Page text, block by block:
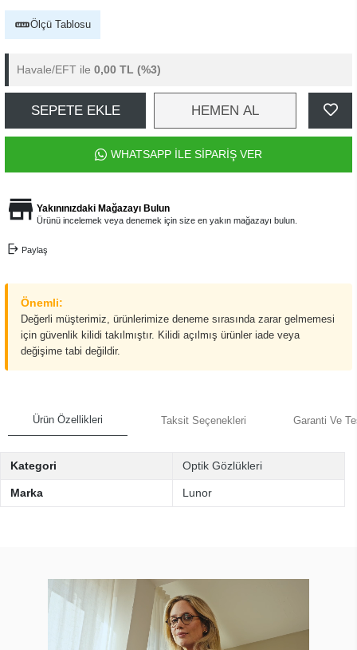
Ölçü Tablosu
Havale/EFT ile 0,00 TL (%3)
SEPETE EKLE HEMEN AL
WHATSAPP İLE SİPARİŞ VER
Yakınınızdaki Mağazayı Bulun
Ürünü incelemek veya denemek için size en yakın mağazayı bulun.
Paylaş
Önemli:
Değerli müşterimiz, ürünlerimize deneme sırasında zarar gelmemesi
için güvenlik kilidi takılmıştır. Kilidi açılmış ürünler iade veya
değişime tabi değildir.
Ürün Özellikleri Taksit Seçenekleri Garanti Ve
Kategori Optik Gözlükleri
Marka Lunor